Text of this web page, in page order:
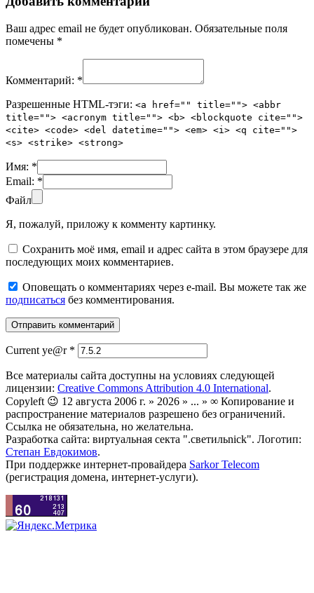
Ваш адрес email не будет опубликован. Обязательные поля
помечены *
Комментарий: *
Разрешенные HTML-тэги: <a href="" title=""> <abbr
title=""> <acronym title=""> <b> <blockquote cite="">
<cite> <code> <del datetime=""> <em> <i> <q cite="">
<s> <strike> <strong>
Имя: *
Email: *
Файл
Я, пожалуй, приложу к комменту картинку.
Сохранить моё имя, email и адрес сайта в этом браузере для
последующих моих комментариев.
Оповещать о комментариях через e-mail. Вы можете так же
подписаться без комментирования.
Current ye@r *
Все материалы сайта доступны на условиях следующей
лицензии: Creative Commons Attribution 4.0 International.
Copyleft 😉 12 августа 2006 г. » 2026 » ... » ∞ Копирование и
распространение материалов разрешено без ограничений.
Ссылка не обязательна, но желательна.
Разработка сайта: виртуальная секта ".светильnick". Логотип:
Степан Евдокимов.
При поддержке интернет-провайдера Sarkor Telecom
(регистрация домена, интернет-услуги).